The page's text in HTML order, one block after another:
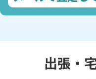
出張・